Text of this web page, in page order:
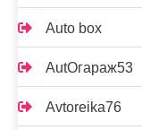
Auto box
AutOгараж53
Avtoreika76